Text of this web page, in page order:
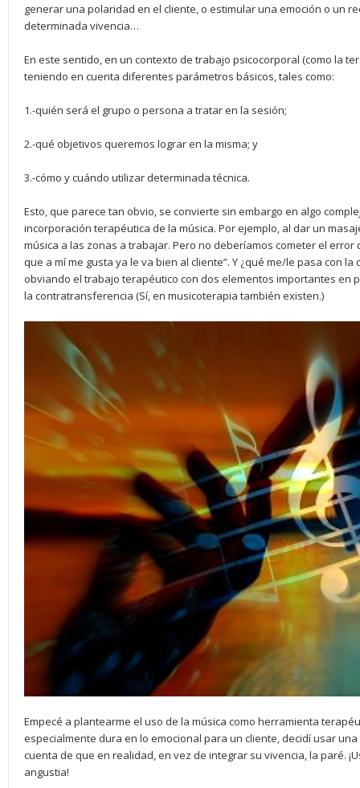
generar una polaridad en el cliente, o estimular una emoción o un
determinada vivencia…
En este sentido, en un contexto de trabajo psicocorporal (como la
teniendo en cuenta diferentes parámetros básicos, tales como:
1.-quién será el grupo o persona a tratar en la sesión;
2.-qué objetivos queremos lograr en la misma; y
3.-cómo y cuándo utilizar determinada técnica.
Esto, que parece tan obvio, se convierte sin embargo en algo
incorporación terapéutica de la música. Por ejemplo, al dar un
música a las zonas a trabajar. Pero no deberíamos cometer el
que a mí me gusta ya le va bien al cliente”. Y ¿qué me/le pasa con
obviando el trabajo terapéutico con dos elementos importantes en
la contratransferencia (Sí, en musicoterapia también existen.)
Empecé a plantearme el uso de la música como herramienta
especialmente dura en lo emocional para un cliente, decidí usar
cuenta de que en realidad, en vez de integrar su vivencia, la paré.
angustia!